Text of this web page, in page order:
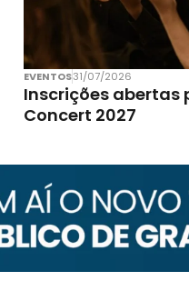
EVENTOS31/07/2026
Inscrições abertas
Concert 2027